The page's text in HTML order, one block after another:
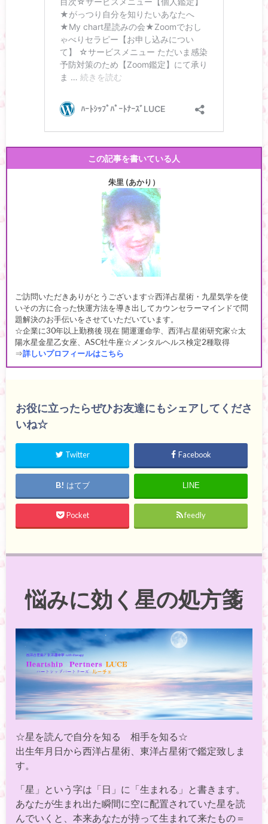
この記事を書いている人
朱里 (あかり）
ご訪問いただきありがとうございます☆西洋占星術・九星気学を使
いその方に合った快運方法を導き出してカウンセラーマインドで問
題解決のお手伝いをさせていただいています。
☆企業に30年以上勤務後 現在 開運運命学、西洋占星術研究家☆太
陽水星金星乙女座、ASC牡牛座☆メンタルヘルス検定2種取得
⇒詳しいプロフィールはこちら
お役に立ったらぜひお友達にもシェアしてくださ
いね☆
Twitter Facebook
はてブ LINE
Pocket feedly
悩みに効く星の処方箋
☆星を読んで自分を知る 相手を知る☆
出生年月日から西洋占星術、東洋占星術で鑑定致しま
す。
「星」という字は「日」に「生まれる」と書きます。
あなたが生まれ出た瞬間に空に配置されていた星を読
んでいくと、本来あなたが持って生まれて来たもの＝